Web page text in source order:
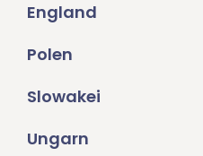
England
Polen
Slowakei
Ungarn